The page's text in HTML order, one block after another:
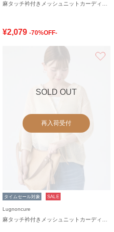
¥2,079 -70%OFF-
SOLD OUT
再入荷受付
タイムセール対象 SALE
Lugnoncure